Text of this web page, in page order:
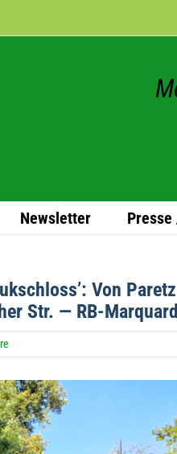
News­let­ter
Von Paretz
Str. — RB-